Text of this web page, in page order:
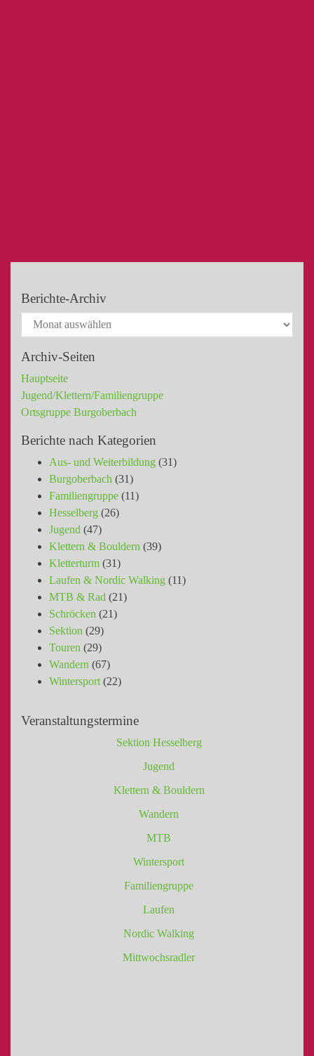
Berichte-Archiv
Archiv-Seiten
Hauptseite
Jugend/Klettern/Familiengruppe
Ortsgruppe Burgoberbach
Berichte nach Kategorien
Aus- und Weiterbildung (31)
Burgoberbach (31)
Familiengruppe (11)
Hesselberg (26)
Jugend (47)
Klettern & Bouldern (39)
Kletterturm (31)
Laufen & Nordic Walking (11)
MTB & Rad (21)
Schröcken (21)
Sektion (29)
Touren (29)
Wandern (67)
Wintersport (22)
Veranstaltungstermine
Sektion Hesselberg
Jugend
Klettern & Bouldern
Wandern
MTB
Wintersport
Familiengruppe
Laufen
Nordic Walking
Mittwochsradler